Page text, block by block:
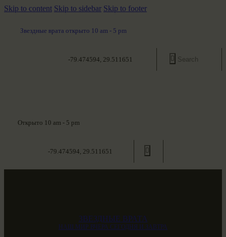
Skip to content Skip to sidebar Skip to footer
Звездные врата открыто 10 am - 5 pm
-79.474594, 29.511651
Открыто 10 am - 5 pm
-79.474594, 29.511651
ЗВЕЗДНЫЕ ВРАТА
НАШ МИР ВЧЕРА СЕГОДНЯ И ЗАВТРА